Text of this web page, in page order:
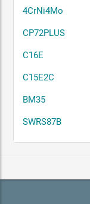
4CrNi4Mo
CP72PLUS
C16E
C15E2C
BM35
SWRS87B